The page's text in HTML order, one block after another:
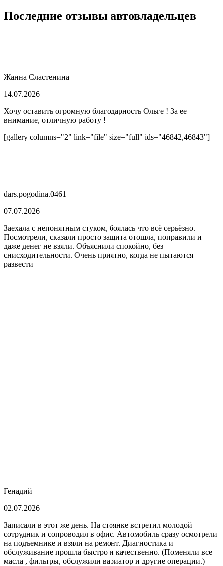
Последние отзывы автовладельцев
Жанна Сластенина
14.07.2026
Хочу оставить огромную благодарность Ольге ! За ее
внимание, отличную работу !
[gallery columns="2" link="file" size="full" ids="46842,46843"]
dars.pogodina.0461
07.07.2026
Заехала с непонятным стуком, боялась что всё серьёзно.
Посмотрели, сказали просто защита отошла, поправили и
даже денег не взяли. Объяснили спокойно, без
снисходительности. Очень приятно, когда не пытаются
развести
Генадий
02.07.2026
Записали в этот же день. На стоянке встретил молодой
сотрудник и сопроводил в офис. Автомобиль сразу осмотрели
на подъемнике и взяли на ремонт. Диагностика и
обслуживание прошла быстро и качественно. (Поменяли все
масла , фильтры, обслужили вариатор и другие операции.)